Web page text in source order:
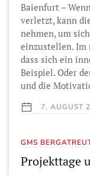
Baienfurt –
verletzt, kann
nehmen, um
einzustellen. Im
dass sich ein
Beispiel. Oder
und die
7. AUGUST
GMS
Projekttage